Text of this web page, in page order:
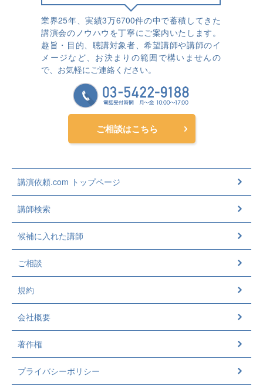
業界25年、実績3万6700件の中で蓄積してきた
講演会のノウハウを丁寧にご案内いたします。
趣旨・目的、聴講対象者、希望講師や講師のイ
メージなど、お決まりの範囲で構いませんの
で、お気軽にご連絡ください。
ご相談はこちら
講演依頼.com トップページ
講師検索
候補に入れた講師
ご相談
規約
会社概要
著作権
プライバシーポリシー